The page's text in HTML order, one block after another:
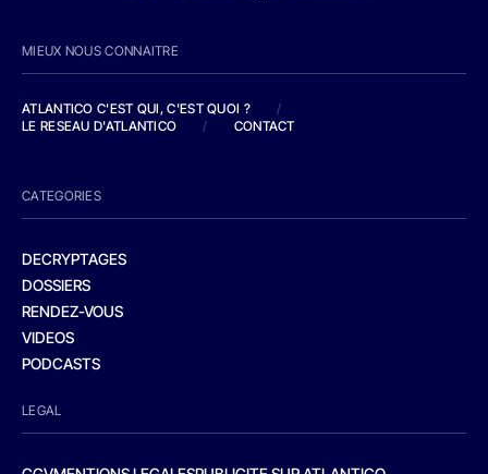
MIEUX NOUS CONNAITRE
ATLANTICO C'EST QUI, C'EST QUOI ?
/
LE RESEAU D'ATLANTICO
/ CONTACT
CATEGORIES
DECRYPTAGES
DOSSIERS
RENDEZ-VOUS
VIDEOS
PODCASTS
LEGAL